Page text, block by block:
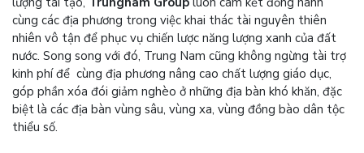
cùng các địa phương trong việc khai thác tài nguyên thiên
nhiên vô tận để phục vụ chiến lược năng lượng xanh của đất
nước. Song song với đó, Trung Nam cũng không ngừng tài trợ
kinh phí để cùng địa phương nâng cao chất lượng giáo dục,
góp phần xóa đói giảm nghèo ở những địa bàn khó khăn, đặc
biệt là các địa bàn vùng sâu, vùng xa, vùng đồng bào dân tộc
thiểu số.